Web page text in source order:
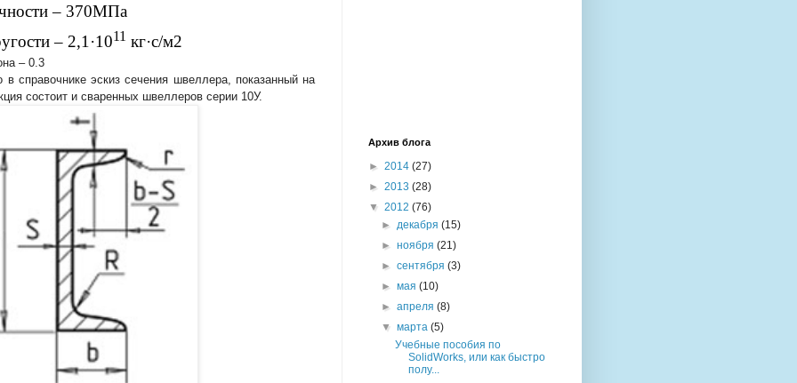
– 370МПа
– 2,1·1011 кг·с/м2
– 0.3
эскиз сечения швеллера, показанный на
состоит и сваренных швеллеров серии 10У.
Архив блога
► 2014 (27)
► 2013 (28)
▼ 2012 (76)
►декабря(15)
►ноября(21)
►сентября(3)
►мая(10)
►апреля(8)
▼марта(5)
Учебные пособия по
SolidWorks, или как быстро
полу...